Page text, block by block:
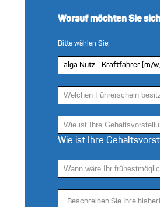
Worauf möchten Sie
Bitte wählen Sie:
Wie ist Ihre